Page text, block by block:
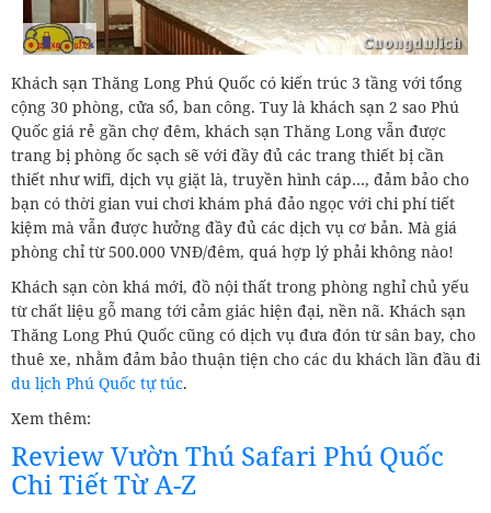
Khách sạn Thăng Long Phú Quốc có kiến trúc 3 tầng với tổng
cộng 30 phòng, cửa sổ, ban công. Tuy là khách sạn 2 sao Phú
Quốc giá rẻ gần chợ đêm, khách sạn Thăng Long vẫn được
trang bị phòng ốc sạch sẽ với đầy đủ các trang thiết bị cần
thiết như wifi, dịch vụ giặt là, truyền hình cáp…, đảm bảo cho
bạn có thời gian vui chơi khám phá đảo ngọc với chi phí tiết
kiệm mà vẫn được hưởng đầy đủ các dịch vụ cơ bản. Mà giá
phòng chỉ từ 500.000 VNĐ/đêm, quá hợp lý phải không nào!
Khách sạn còn khá mới, đồ nội thất trong phòng nghỉ chủ yếu
từ chất liệu gỗ mang tới cảm giác hiện đại, nền nã. Khách sạn
Thăng Long Phú Quốc cũng có dịch vụ đưa đón từ sân bay, cho
thuê xe, nhằm đảm bảo thuận tiện cho các du khách lần đầu đi
du lịch Phú Quốc tự túc.
Xem thêm:
Review Vườn Thú Safari Phú Quốc
Chi Tiết Từ A-Z